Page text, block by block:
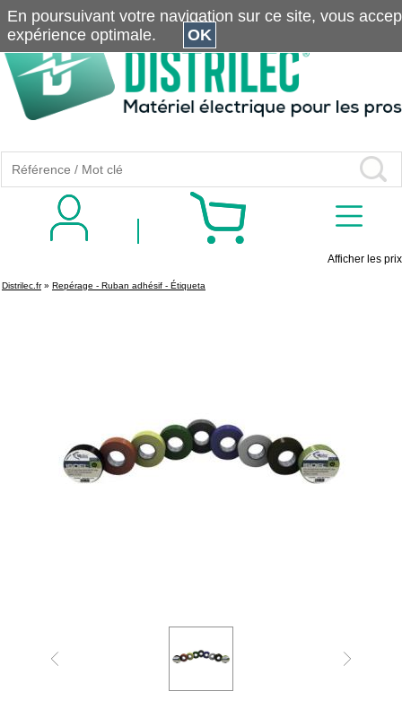
Afficher les prix
Distrilec.fr» Repérage - Ruban adhésif - Étiqueta
En poursuivant votre navigation sur ce site, vous
expérience optimale.
OK